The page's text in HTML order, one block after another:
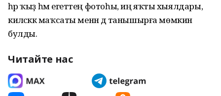
һәр ҡыҙ һәм егеттең фотоһы, иң яҡты хыялдары,
киләсәккә маҡсаты менән дә танышырға мөмкин
булды.
Читайте нас